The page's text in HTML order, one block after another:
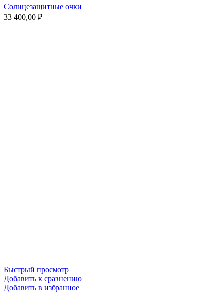
Солнцезащитные очки
33 400,00 ₽
Быстрый просмотр
Добавить к сравнению
Добавить в избранное